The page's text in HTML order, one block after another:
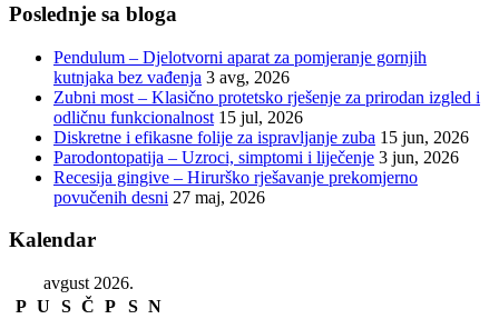
Poslednje sa bloga
Pendulum – Djelotvorni aparat za pomjeranje gornjih
kutnjaka bez vađenja 3 avg, 2026
Zubni most – Klasično protetsko rješenje za prirodan izgled i
odličnu funkcionalnost 15 jul, 2026
Diskretne i efikasne folije za ispravljanje zuba 15 jun, 2026
Parodontopatija – Uzroci, simptomi i liječenje 3 jun, 2026
Recesija gingive – Hirurško rješavanje prekomjerno
povučenih desni 27 maj, 2026
Kalendar
avgust 2026.
P U S Č P S N